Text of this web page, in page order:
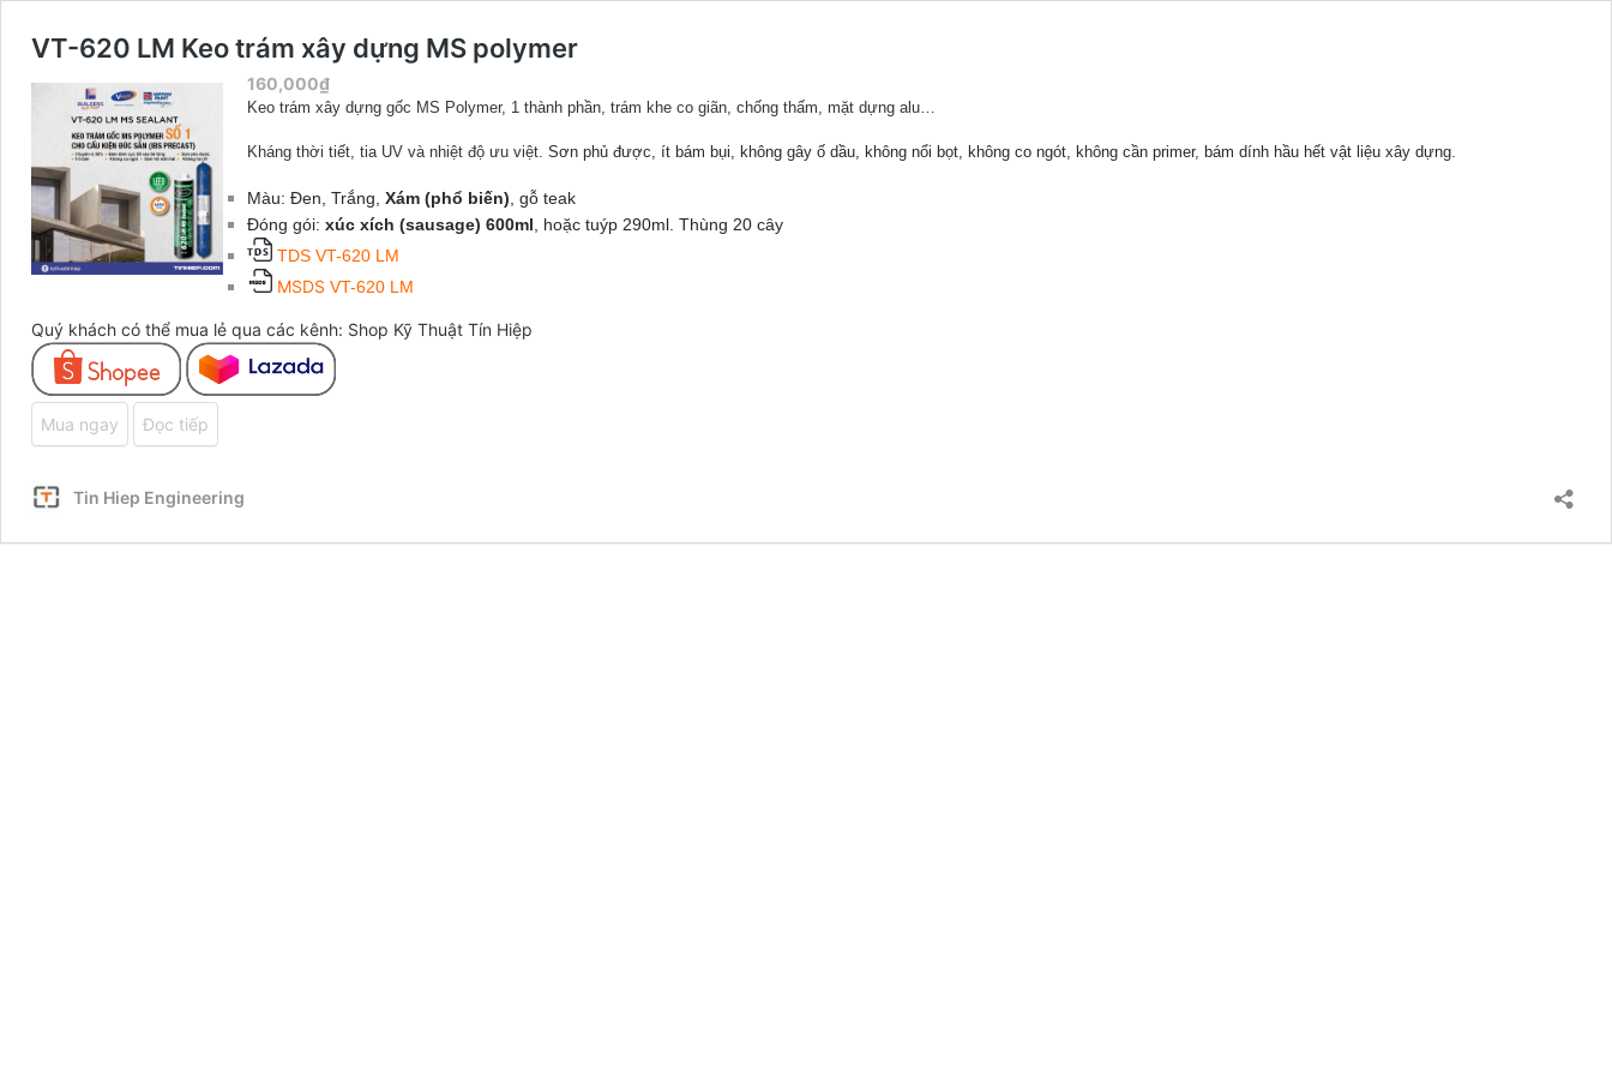
VT-620 LM Keo trám xây dựng MS polymer
160,000₫
Keo trám xây dựng gốc MS Polymer, 1 thành phần, trám khe co giãn, chống thấm, mặt dựng alu…
Kháng thời tiết, tia UV và nhiệt độ ưu việt. Sơn phủ được, ít bám bụi, không gây ố dầu, không nổi bọt, không co ngót, không cần primer, bám dính hầu hết vật liệu xây dựng.
Màu: Đen, Trắng, Xám (phổ biến) , gỗ teak
Đóng gói: xúc xích (sausage) 600ml , hoặc tuýp 290ml. Thùng 20 cây
TDS VT-620 LM
MSDS VT-620 LM
Quý khách có thể mua lẻ qua các kênh: Shop Kỹ Thuật Tín Hiệp
Mua ngay Đọc tiếp
Tin Hiep Engineering